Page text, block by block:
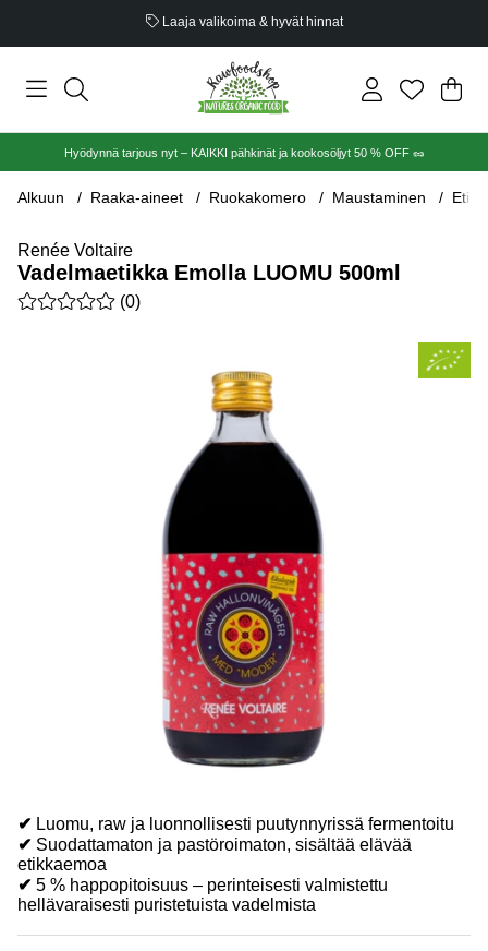
Luomusertifioitu
.
Hyödynnä tarjous nyt – KAIKKI pähkinät ja kookosöljyt 50 % OFF 🥜
Alkuun Raaka-aineet Ruokakomero Maustaminen
Renée Voltaire
Vadelmaetikka Emolla LUOMU 500ml
Keskiarvoluokitus 0 / 5 Arvioiden määrä 0
(0)
✔ Luomu, raw ja luonnollisesti puutynnyrissä fermentoitu
✔ Suodattamaton ja pastöroimaton, sisältää elävää
etikkaemoa
✔ 5 % happopitoisuus – perinteisesti valmistettu
hellävaraisesti puristetuista vadelmista